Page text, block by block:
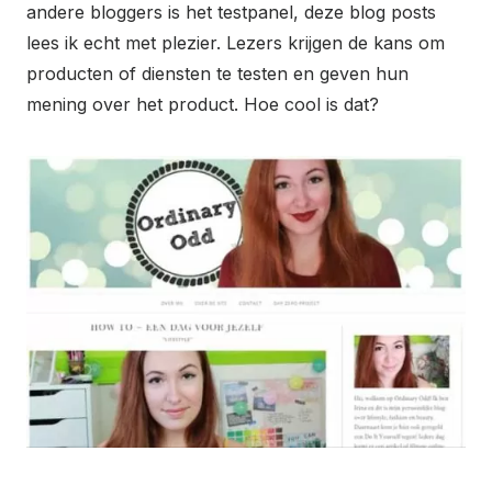
andere bloggers is het testpanel, deze blog posts
lees ik echt met plezier. Lezers krijgen de kans om
producten of diensten te testen en geven hun
mening over het product. Hoe cool is dat?